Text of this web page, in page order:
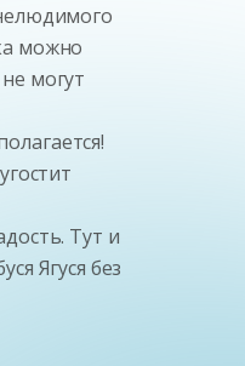
можно
могут
Тут и
Ягуся без